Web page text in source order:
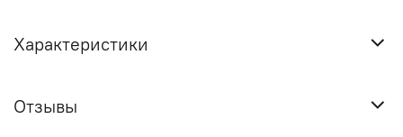
Характеристики
Отзывы